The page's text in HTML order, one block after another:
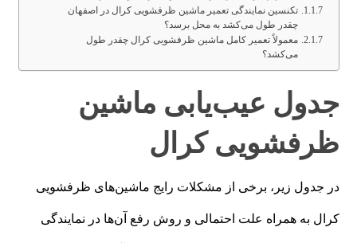
تکنسین نمایندگی تعمیر ماشین ظرفشویی کرال در اصفهان
چقدر طول می‌کشد به محل برسد؟
معمولاً تعمیر کامل ماشین ظرفشویی کرال چقدر طول
می‌کشد؟
جدول عیب‌یابی ماشین
ظرفشویی کرال
در جدول زیر، برخی از مشکلات رایج ماشین‌های ظرفشویی
کرال به همراه علت احتمالی و روش رفع آن‌ها در نمایندگی